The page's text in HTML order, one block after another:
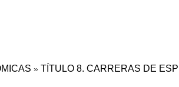
» TÍTULO 8. CARRERAS DE